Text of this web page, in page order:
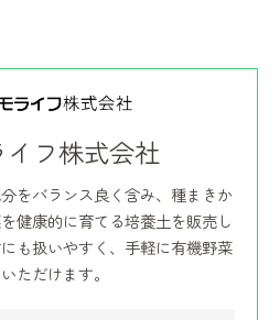
イフ株式会社
をバランス良く含み、種まきか
健康的に育てる培養土を販売し
も扱いやすく、手軽に有機野菜
ただけます。